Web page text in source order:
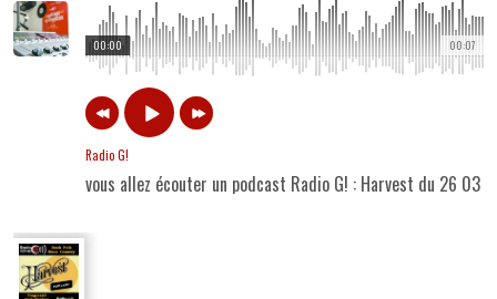
00:07
00:00
Radio G!
vous allez écouter un podcast Radio G! : Harvest du 26 03